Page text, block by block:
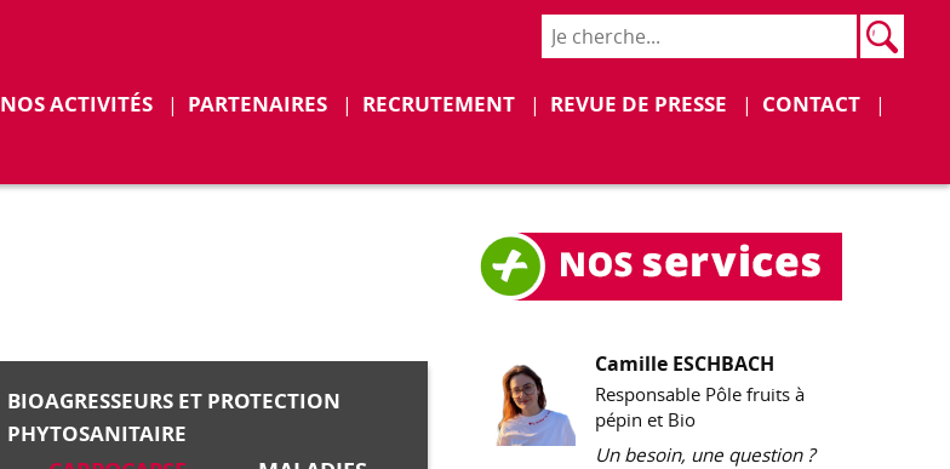
NOS ACTIVITÉS Déplier
PARTENAIRES RECRUTEMENT Déplier
REVUE DE PRESSE Déplier
CONTACT
BIOAGRESSEURS ET PROTECTION
PHYTOSANITAIRE
Camille ESCHBACH
Responsable Pôle fruits à
pépin et Bio
Un besoin, une question ?